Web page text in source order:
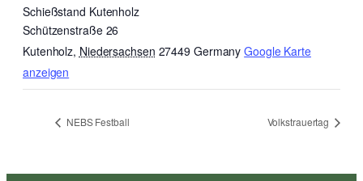
Schießstand Kutenholz
Schützenstraße 26
Kutenholz, Niedersachsen 27449 Germany Google Karte
anzeigen
NEBS Festball Volkstrauertag